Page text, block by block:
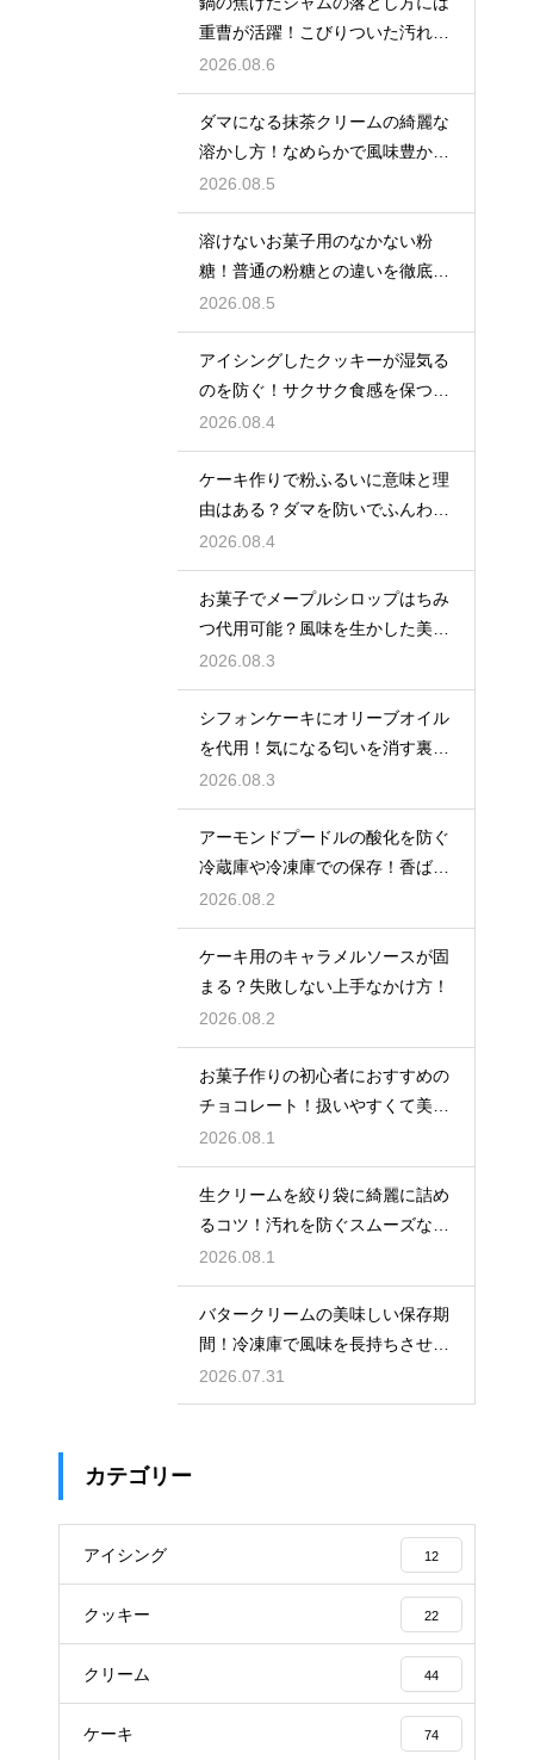
重曹が活躍！こびりついた汚れを
綺麗に落としてピカピカにする技
2026.08.6
ダマになる抹茶クリームの綺麗な
溶かし方！なめらかで風味豊かな
クリームを作る
2026.08.5
溶けないお菓子用のなかない粉
糖！普通の粉糖との違いを徹底解
説
2026.08.5
アイシングしたクッキーが湿気る
のを防ぐ！サクサク食感を保つ裏
技
2026.08.4
ケーキ作りで粉ふるいに意味と理
由はある？ダマを防いでふんわり
と軽い生地に焼き上げるための基
本
2026.08.4
お菓子でメープルシロップはちみ
つ代用可能？風味を生かした美味
しい技
2026.08.3
シフォンケーキにオリーブオイル
を代用！気になる匂いを消す裏ワ
ザ
2026.08.3
アーモンドプードルの酸化を防ぐ
冷蔵庫や冷凍庫での保存！香ばし
い風味を保ってお菓子を美味しく
する
2026.08.2
ケーキ用のキャラメルソースが固
まる？失敗しない上手なかけ方！
2026.08.2
お菓子作りの初心者におすすめの
チョコレート！扱いやすくて美味
しい種類を紹介
2026.08.1
生クリームを絞り袋に綺麗に詰め
るコツ！汚れを防ぐスムーズな入
れ方
2026.08.1
バタークリームの美味しい保存期
間！冷凍庫で風味を長持ちさせる
コツ
2026.07.31
カテゴリー
アイシング 12
クッキー 22
クリーム 44
ケーキ 74